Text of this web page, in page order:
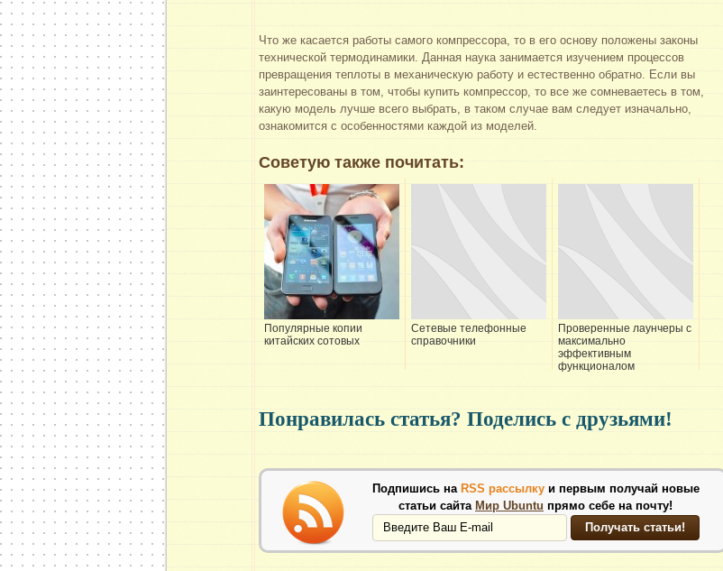
Что же касается работы самого компрессора, то в его основу положены законы
технической термодинамики. Данная наука занимается изучением процессов
превращения теплоты в механическую работу и естественно обратно. Если вы
заинтересованы в том, чтобы купить компрессор, то все же сомневаетесь в том,
какую модель лучше всего выбрать, в таком случае вам следует изначально,
ознакомится с особенностями каждой из моделей.
Советую также почитать:
Популярные копии
китайских сотовых
Сетевые телефонные
справочники
Проверенные лаунчеры с
максимально
эффективным
функционалом
Понравилась статья? Поделись с друзьями!
Подпишись наRSS рассылку и первым получай новые
статьи сайта Мир Ubuntu прямо себе на почту!